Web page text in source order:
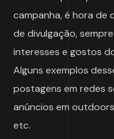
campanha, é hora de
de divulgação,
interesses e gostos
Alguns exemplos
postagens em redes
anúncios em
etc.